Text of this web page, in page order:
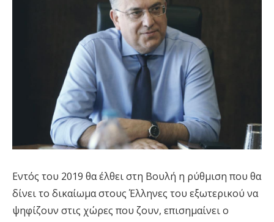
Εντός του 2019 θα έλθει στη Βουλή η ρύθμιση που θα
δίνει το δικαίωμα στους Έλληνες του εξωτερικού να
ψηφίζουν στις χώρες που ζουν, επισημαίνει ο